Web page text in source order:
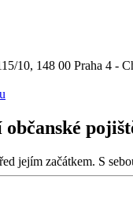
10, 148 00 Praha 4 -
občanské
jejím začátkem. S